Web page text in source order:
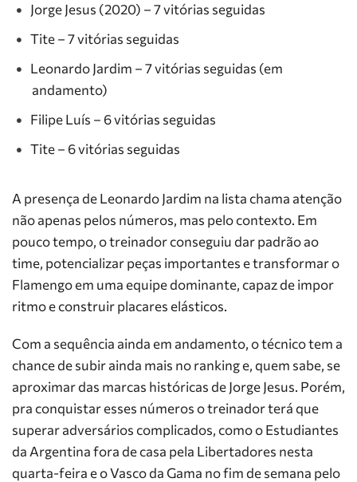
Jorge Jesus (2020) – 7 vitórias seguidas
Tite – 7 vitórias seguidas
Leonardo Jardim – 7 vitórias seguidas (em
andamento)
Filipe Luís – 6 vitórias seguidas
Tite – 6 vitórias seguidas
A presença de Leonardo Jardim na lista chama atenção
não apenas pelos números, mas pelo contexto. Em
pouco tempo, o treinador conseguiu dar padrão ao
time, potencializar peças importantes e transformar o
Flamengo em uma equipe dominante, capaz de impor
ritmo e construir placares elásticos.
Com a sequência ainda em andamento, o técnico tem a
chance de subir ainda mais no ranking e, quem sabe, se
aproximar das marcas históricas de Jorge Jesus. Porém,
pra conquistar esses números o treinador terá que
superar adversários complicados, como o Estudiantes
da Argentina fora de casa pela Libertadores nesta
quarta-feira e o Vasco da Gama no fim de semana pelo